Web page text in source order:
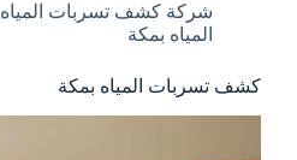
شركة كشف تسربات المياه
المياه بمكة
كشف تسربات المياه بمكة